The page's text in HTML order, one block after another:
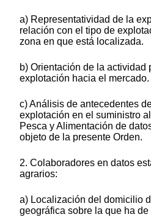
a) Representatividad de la
relación con el tipo de
zona en que está localizada.
b) Orientación de la actividad
explotación hacia el mercado.
c) Análisis de antecedentes
explotación en el suministro
Pesca y Alimentación de
objeto de la presente Orden.
2. Colaboradores en datos
agrarios:
a) Localización del domicilio
geográfica sobre la que ha de